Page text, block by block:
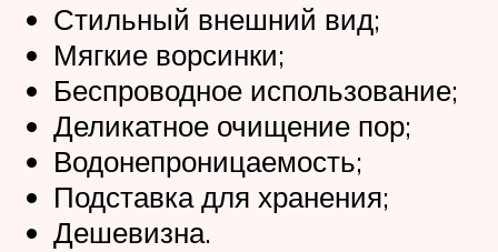
Стильный внешний вид;
Мягкие ворсинки;
Беспроводное использование;
Деликатное очищение пор;
Водонепроницаемость;
Подставка для хранения;
Дешевизна.